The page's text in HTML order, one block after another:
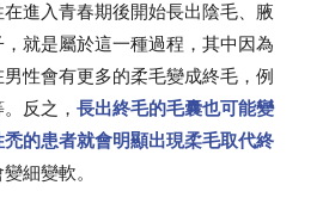
在進入青春期後開始長出陰毛、腋
就是屬於這一種過程，其中因為
男性會有更多的柔毛變成終毛，例
。反之，長出終毛的毛囊也可能變
的患者就會明顯出現柔毛取代終
細變軟。